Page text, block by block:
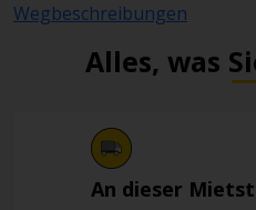
Wegbeschreibungen
Alles, was
An dieser